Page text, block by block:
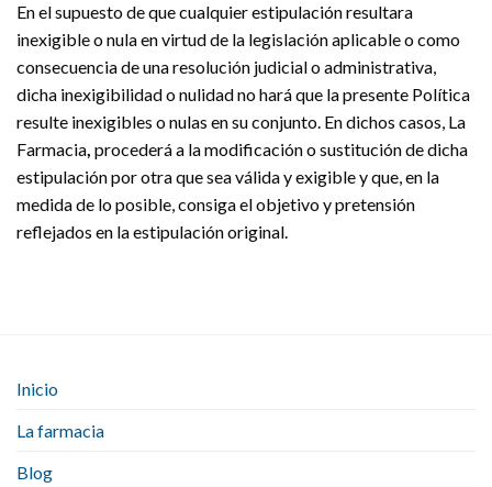
En el supuesto de que cualquier estipulación resultara
inexigible o nula en virtud de la legislación aplicable o como
consecuencia de una resolución judicial o administrativa,
dicha inexigibilidad o nulidad no hará que la presente Política
resulte inexigibles o nulas en su conjunto. En dichos casos, La
Farmacia, procederá a la modificación o sustitución de dicha
estipulación por otra que sea válida y exigible y que, en la
medida de lo posible, consiga el objetivo y pretensión
reflejados en la estipulación original.
Inicio
La farmacia
Blog